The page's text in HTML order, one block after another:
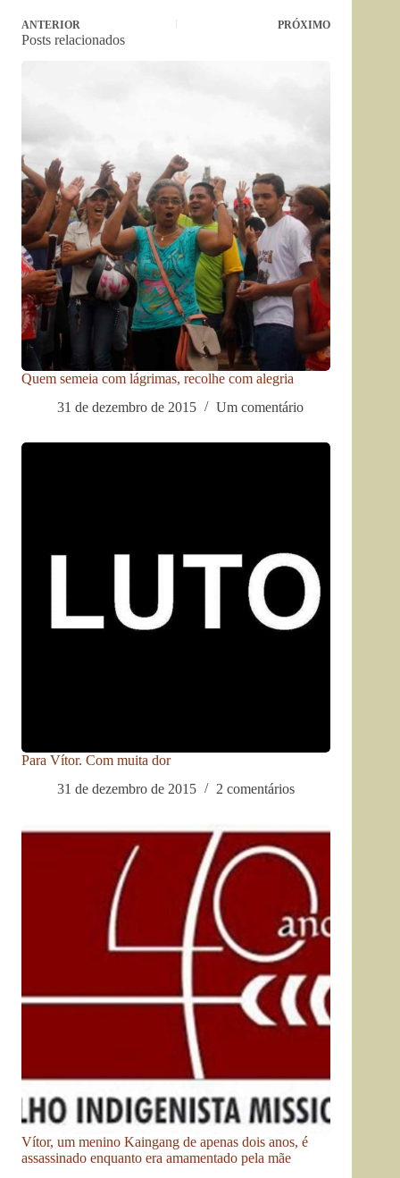
ANTERIOR PRÓXIMO
Posts relacionados
Quem semeia com lágrimas, recolhe com alegria
31 de dezembro de 2015
Um comentário
Para Vítor. Com muita dor
31 de dezembro de 2015
2 comentários
Vítor, um menino Kaingang de apenas dois anos, é
assassinado enquanto era amamentado pela mãe